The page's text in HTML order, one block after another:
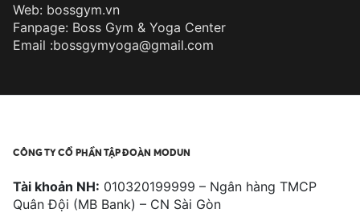
Web: bossgym.vn
Fanpage: Boss Gym & Yoga Center
Email :bossgymyoga@gmail.com
CÔNG TY CỔ PHẦN TẬP ĐOÀN MODUN
Tài khoản NH: 010320199999 – Ngân hàng TMCP
Quân Đội (MB Bank) – CN Sài Gòn